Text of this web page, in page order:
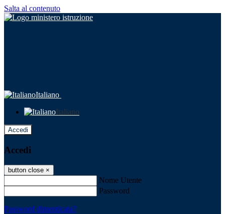
Salta al contenuto
Italiano
Italiano
Accedi
Accedi
button close ×
Nome Utente
Password
Password dimenticata?